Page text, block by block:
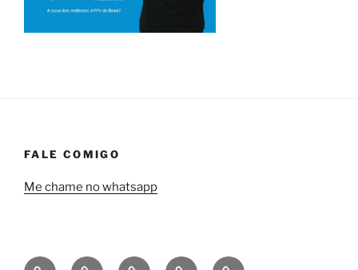
FALE COMIGO
Me chame no whatsapp
Quem Minha ContrateSoluçõesTecnologia